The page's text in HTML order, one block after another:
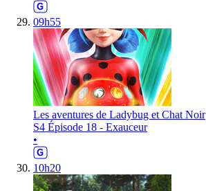
09h55
Les aventures de Ladybug et Chat Noir
S4 Épisode 18 - Exauceur
•
10h20